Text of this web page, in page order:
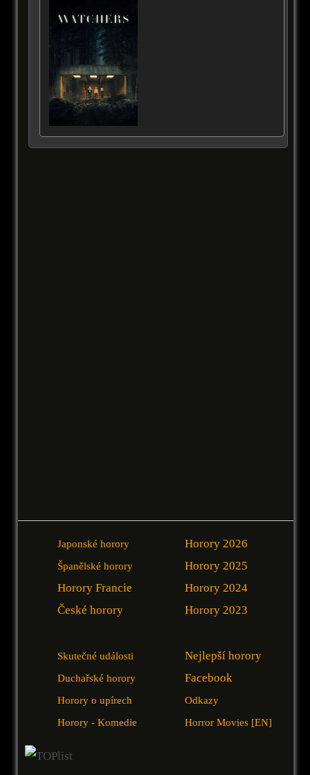
Japonské horory
Španělské horory
Horory Francie
České horory
Horory 2026
Horory 2025
Horory 2024
Horory 2023
Skutečné události
Duchařské horory
Horory o upírech
Horory - Komedie
Nejlepší horory
Facebook
Odkazy
Horror Movies [EN]